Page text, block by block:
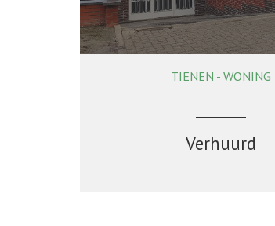
218 m² 3 1
TIENEN - WONING
Verhuurd